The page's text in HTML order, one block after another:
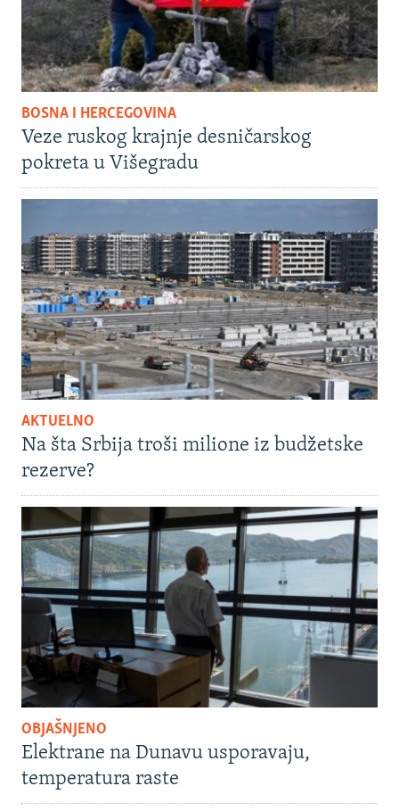
BOSNA I HERCEGOVINA
Veze ruskog krajnje desničarskog
pokreta u Višegradu
AKTUELNO
Na šta Srbija troši milione iz budžetske
rezerve?
OBJAŠNJENO
Elektrane na Dunavu usporavaju,
temperatura raste